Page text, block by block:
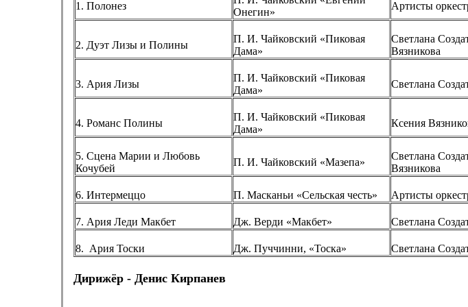
1. Полонез
Онегин»
Артисты
2. Дуэт Лизы и Полины
П. И. Чайковский «Пиковая
Дама»
Светлана
Вязникова
3. Ария Лизы
П. И. Чайковский «Пиковая
Дама»
Светлана
4. Романс Полины
П. И. Чайковский «Пиковая
Дама»
Ксения
5. Сцена Марии и Любовь
Кочубей
П. И. Чайковский «Мазепа»
Светлана
Вязникова
6. Интермеццо П. Масканьи «Сельская честь» Артисты
7. Ария Леди Макбет Дж. Верди «Макбет» Светлана
8. Ария Тоски Дж. Пуччинни, «Тоска» Светлана
Дирижёр - Денис Кирпанев